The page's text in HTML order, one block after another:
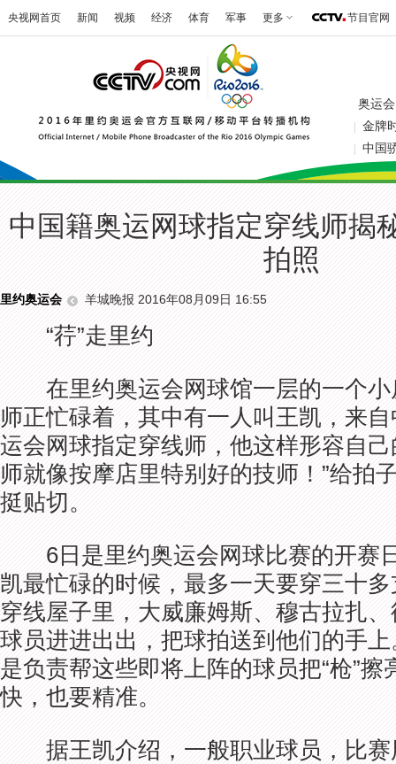
央视网首页 新闻 视频 经济 体育 军事 更多 节目官网
奥运会
金牌
中国
中国籍奥运网球指定穿线师揭
拍照
里约奥运会 羊城晚报 2016年08月09日 16:55
“荇”走里约
在里约奥运会网球馆一层的一个小
师正忙碌着，其中有一人叫王凯，来
运会网球指定穿线师，他这样形容自
师就像按摩店里特别好的技师！”给拍
挺贴切。
6日是里约奥运会网球比赛的开赛
凯最忙碌的时候，最多一天要穿三十
穿线屋子里，大威廉姆斯、穆古拉扎
球员进进出出，把球拍送到他们的手
是负责帮这些即将上阵的球员把“枪”擦
快，也要精准。
据王凯介绍，一般职业球员，比赛